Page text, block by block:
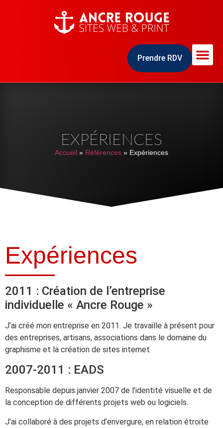
Prendre RDV
EXPÉRIENCES
Accueil » Références » Expériences
Expériences
2011 : Création de l’entreprise
individuelle « Ancre Rouge »
J’ai créé mon entreprise en 2011. Je travaille à présent pour
des entreprises, artisans, associations dans le domaine du
graphisme et la création de sites internet.
2007-2011 : EADS
Responsable depuis janvier 2007 de l’identité visuelle et de
la conception de différents projets web ou logiciels.
J’ai collaboré à des projets d’envergure, en relation étroite